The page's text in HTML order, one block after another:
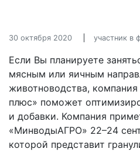
30 октября 2020 участник в
Если Вы планируете
мясным или яичным
животноводства,
плюс» поможет
и добавки. Компания
«МинводыАГРО» 22–24
которой представит